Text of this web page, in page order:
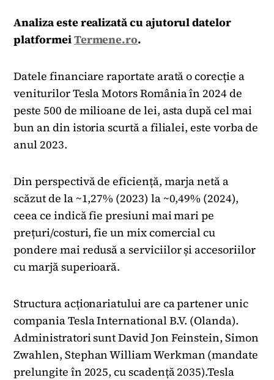
Analiza este realizată cu ajutorul datelor
platformeiTermene.ro.
Datele financiare raportate arată o corecție a
veniturilor Tesla Motors România în 2024 de
peste 500 de milioane de lei, asta după cel mai
bun an din istoria scurtă a filialei, este vorba de
anul 2023.
Din perspectivă de eficiență, marja netă a
scăzut de la ~1,27% (2023) la ~0,49% (2024),
ceea ce indică fie presiuni mai mari pe
prețuri/costuri, fie un mix comercial cu
pondere mai redusă a serviciilor și accesoriilor
cu marjă superioară.
Structura acționariatului are ca partener unic
compania Tesla International B.V. (Olanda).
Administratori sunt David Jon Feinstein, Simon
Zwahlen, Stephan William Werkman (mandate
prelungite în 2025, cu scadență 2035).Tesla